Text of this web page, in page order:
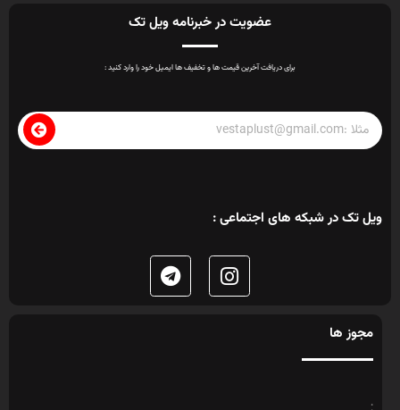
عضویت در خبرنامه ویل تک
برای دریافت آخرین قیمت ها و تخفیف ها ایمیل خود را وارد کنید :
ویل تک در شبکه های اجتماعی :
مجوز ها